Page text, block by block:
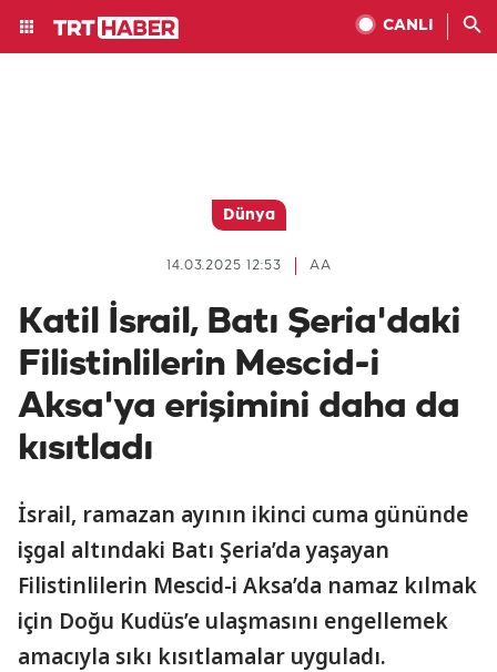
CANLI
Dünya
AA
14.03.2025 12:53
Katil İsrail, Batı Şeria'daki
Filistinlilerin Mescid-i
Aksa'ya erişimini daha da
kısıtladı
İsrail, ramazan ayının ikinci cuma gününde
işgal altındaki Batı Şeria’da yaşayan
Filistinlilerin Mescid-i Aksa’da namaz kılmak
için Doğu Kudüs’e ulaşmasını engellemek
amacıyla sıkı kısıtlamalar uyguladı.